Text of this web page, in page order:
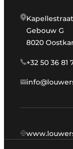
Kapellestraat
Gebouw G
8020
+32 50 36 81